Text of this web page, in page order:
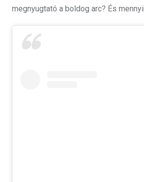
megnyugtató a boldog arc? És